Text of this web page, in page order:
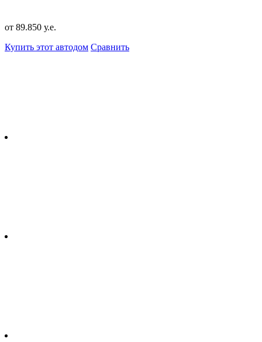
от 89.850 у.е.
Купить этот автодом Сравнить